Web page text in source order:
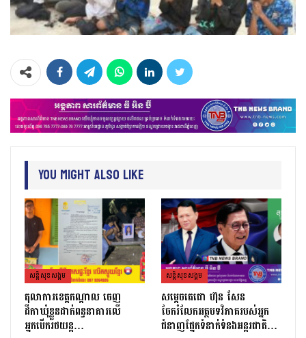
You Might Also Like
សន្តិសុខសង្គម
តុលាការខេត្តកណ្ដាល ចេញ
ដីកាឃុំខ្លួនដាក់ពន្ធនាគារលើ
អ្នកបើករថយន្ត…
សន្តិសុខសង្គម
សម្តេចតេជោ ហ៊ុន សែន
ចែករំលែកអត្ថបទវិភាគរបស់អ្នក
ជំនាញផ្នែកទំនាក់ទំនងអន្តរជាតិ…